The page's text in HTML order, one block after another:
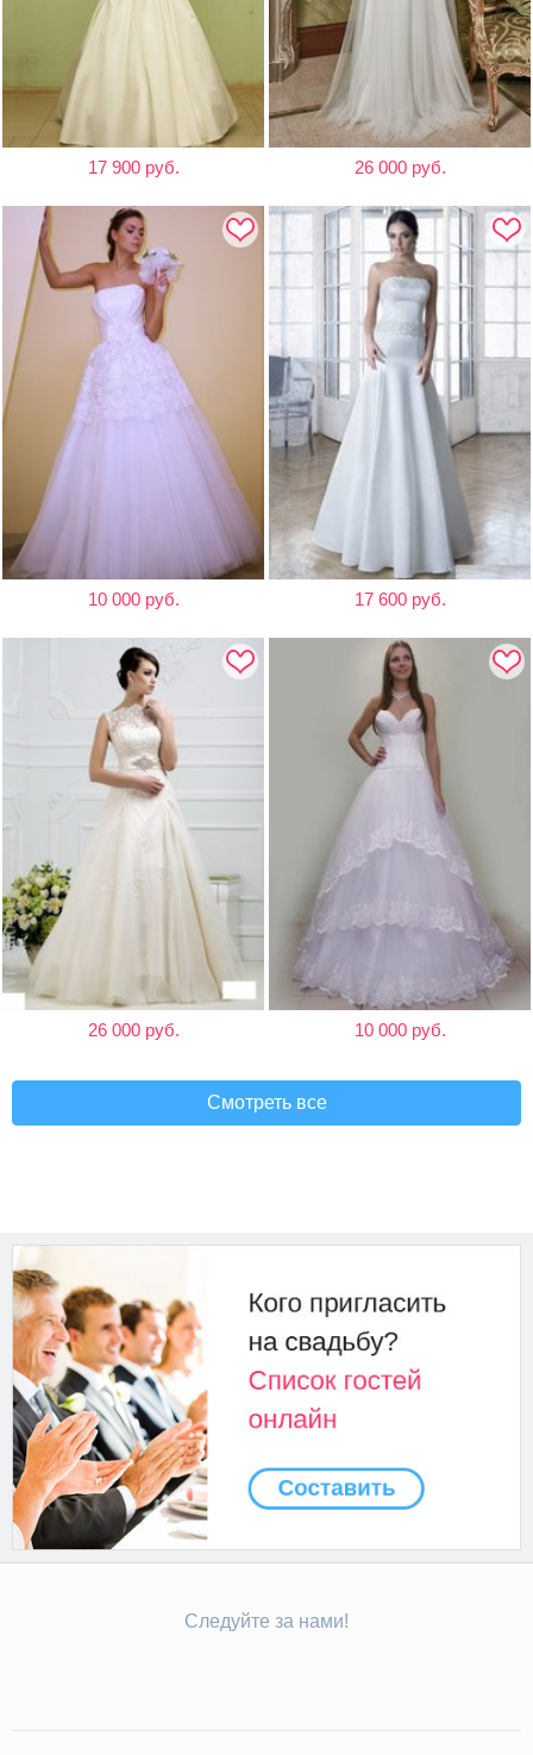
17 900 руб. 26 000 руб.
10 000 руб. 17 600 руб.
26 000 руб. 10 000 руб.
Смотреть все
Следуйте за нами!